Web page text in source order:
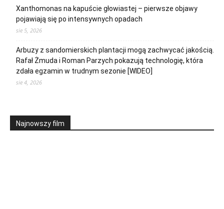
Xanthomonas na kapuście głowiastej – pierwsze objawy
pojawiają się po intensywnych opadach
sie 5, 2026
Arbuzy z sandomierskich plantacji mogą zachwycać jakością.
Rafał Żmuda i Roman Parzych pokazują technologię, która
zdała egzamin w trudnym sezonie [WIDEO]
sie 4, 2026
Najnowszy film